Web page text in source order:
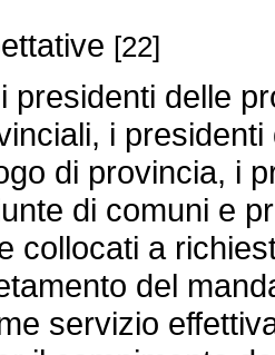
[22]
delle
i
di provincia, i
di comuni e
collocati a
del
servizio